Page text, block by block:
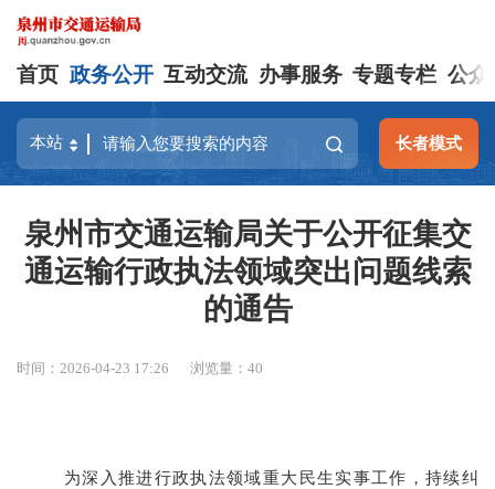
首页 政务公开 互动交流 办事服务 专题专栏 公众
长者模式
泉州市交通运输局关于公开征集交
通运输行政执法领域突出问题线索
的通告
时间：2026-04-23 17:26 浏览量：40
为深入推进行政执法领域重大民生实事工作，持续纠